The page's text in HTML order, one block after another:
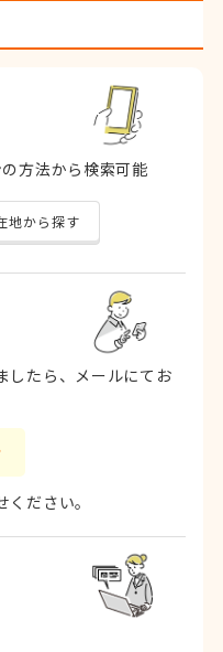
方法から検索可能
地から探す
したら、メールにてお
ださい。